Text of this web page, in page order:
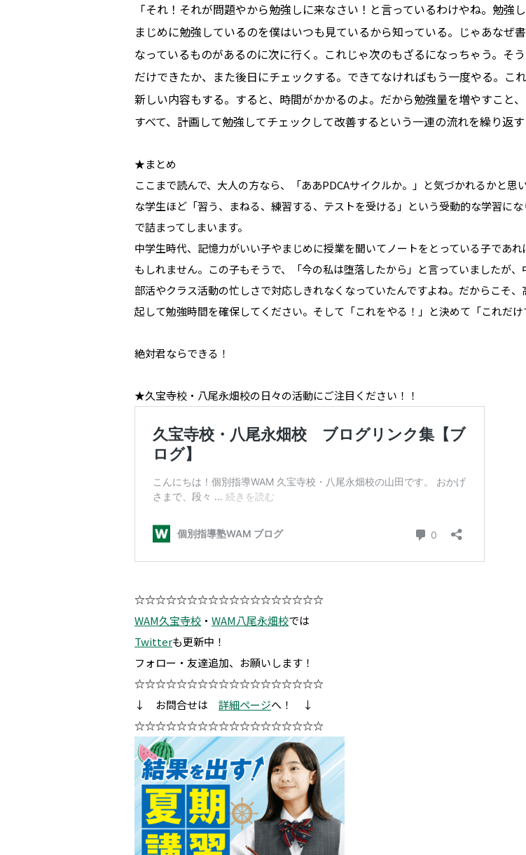
「それ！それが問題やから勉強しに来なさい！と言っているわけやね。勉強
まじめに勉強しているのを僕はいつも見ているから知っている。じゃあなぜ
なっているものがあるのに次に行く。これじゃ次のもざるになっちゃう。そ
だけできたか、また後日にチェックする。できてなければもう一度やる。こ
新しい内容もする。すると、時間がかかるのよ。だから勉強量を増やすこと
すべて、計画して勉強してチェックして改善するという一連の流れを繰り返
★まとめ
ここまで読んで、大人の方なら、「ああPDCAサイクルか。」と気づかれるかと
な学生ほど「習う、まねる、練習する、テストを受ける」という受動的な学習に
で詰まってしまいます。
中学生時代、記憶力がいい子やまじめに授業を聞いてノートをとっている子であ
もしれません。この子もそうで、「今の私は堕落したから」と言っていましたが
部活やクラス活動の忙しさで対応しきれなくなっていたんですよね。だからこそ
起して勉強時間を確保してください。そして「これをやる！」と決めて「これだけ
絶対君ならできる！
★久宝寺校・八尾永畑校の日々の活動にご注目ください！！
☆☆☆☆☆☆☆☆☆☆☆☆☆☆☆☆☆☆
WAM久宝寺校 ・ WAM八尾永畑校では
Twitterも更新中！
フォロー・友達追加、お願いします！
☆☆☆☆☆☆☆☆☆☆☆☆☆☆☆☆☆☆
↓ お問合せは 詳細ページへ！ ↓
☆☆☆☆☆☆☆☆☆☆☆☆☆☆☆☆☆☆